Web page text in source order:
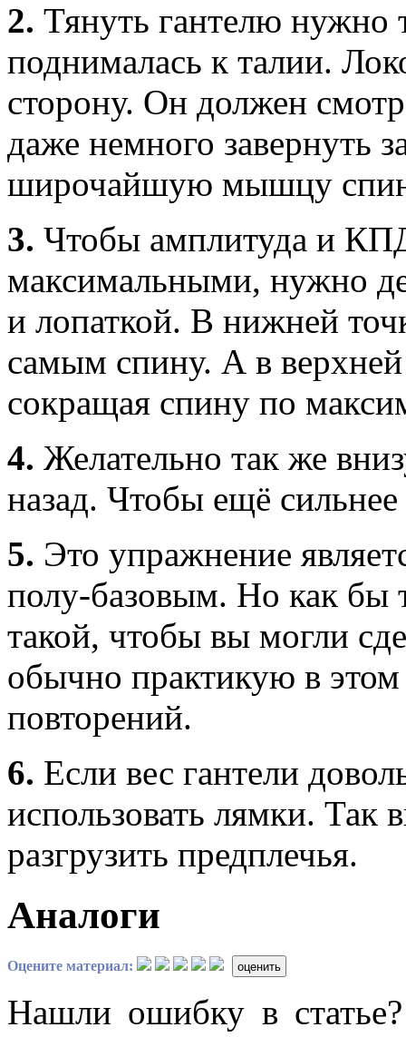
2. Тянуть гантелю нужно
поднималась к талии.
сторону. Он должен
даже немного завернуть
широчайшую мышцу
3. Чтобы амплитуда и
максимальными, нужно
и лопаткой. В нижней
самым спину. А в
сокращая спину по
4. Желательно так же
назад. Чтобы ещё сильнее
5. Это упражнение
полу-базовым. Но как бы
такой, чтобы вы могли
обычно практикую в
повторений.
6. Если вес гантели
использовать лямки. Так
разгрузить предплечья.
Аналоги
Оцените материал: оценить
Нашли ошибку в